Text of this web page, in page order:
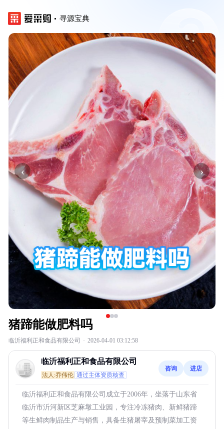
寻源宝典
‹ ›
猪蹄能做肥料吗
临沂福利正和食品有限公司 · 2026-04-01 03:12:58
临沂福利正和食品有限公司
法人:乔伟伦 通过主体资质核查
咨询 进店
临沂福利正和食品有限公司成立于2006年，坐落于山东省
临沂市沂河新区芝麻墩工业园，专注冷冻猪肉、新鲜猪蹄
等生鲜肉制品生产与销售，具备生猪屠宰及预制菜加工资